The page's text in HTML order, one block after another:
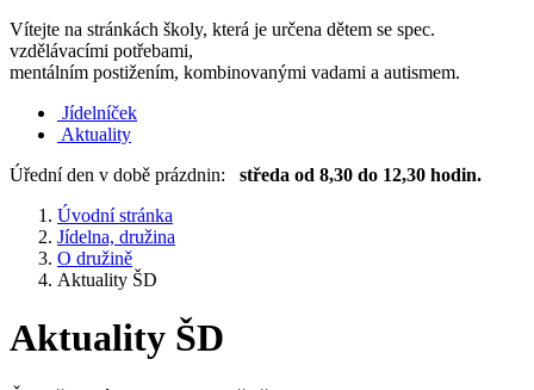
Vítejte na stránkách školy, která je určena dětem se spec.
vzdělávacími potřebami,
mentálním postižením, kombinovanými vadami a autismem.
Jídelníček
Aktuality
Úřední den v době prázdnin: středa od 8,30 do 12,30 hodin.
Úvodní stránka
Jídelna, družina
O družině
Aktuality ŠD
Aktuality ŠD